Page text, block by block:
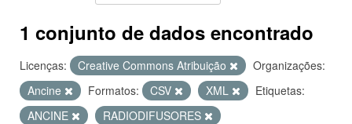
1 conjunto de dados encontrado
Licenças: Creative Commons Atribuição
Organizações:
Ancine
Formatos: CSV XML
Etiquetas:
ANCINE
RADIODIFUSORES